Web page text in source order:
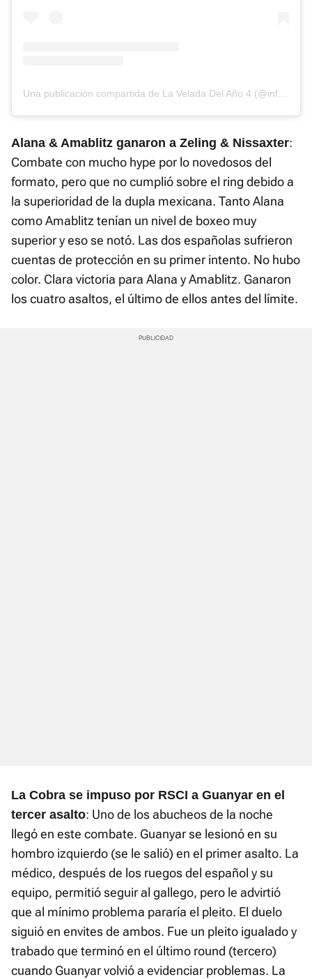
Una publicación compartida de La Velada Del Año 4 (@infolavelada)
Alana & Amablitz ganaron a Zeling & Nissaxter:
Combate con mucho hype por lo novedosos del
formato, pero que no cumplió sobre el ring debido a
la superioridad de la dupla mexicana. Tanto Alana
como Amablitz tenían un nivel de boxeo muy
superior y eso se notó. Las dos españolas sufrieron
cuentas de protección en su primer intento. No hubo
color. Clara victoria para Alana y Amablitz. Ganaron
los cuatro asaltos, el último de ellos antes del límite.
La Cobra se impuso por RSCI a Guanyar en el
tercer asalto: Uno de los abucheos de la noche
llegó en este combate. Guanyar se lesionó en su
hombro izquierdo (se le salió) en el primer asalto. La
médico, después de los ruegos del español y su
equipo, permitió seguir al gallego, pero le advirtió
que al mínimo problema pararía el pleito. El duelo
siguió en envites de ambos. Fue un pleito igualado y
trabado que terminó en el último round (tercero)
cuando Guanyar volvió a evidenciar problemas. La